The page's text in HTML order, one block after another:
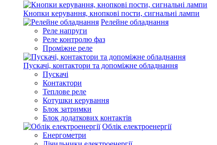
Кнопки керування, кнопкові пости, сигнальні лампи
Релейне обладнання
Реле напруги
Реле контролю фаз
Проміжне реле
Пускачі, контактори та допоміжне обладнання
Пускачі
Контактори
Теплове реле
Котушки керування
Блок затримки
Блок додаткових контактів
Облік електроенергії
Енергометри